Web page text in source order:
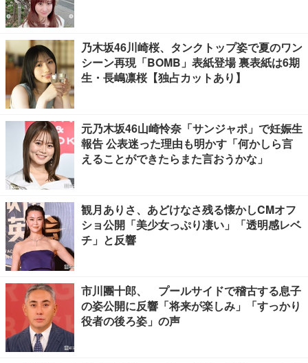
乃木坂46川崎桜、タンクトップ姿で夏のワン
シーン再現「BOMB」表紙登場 裏表紙は6期
生・長嶋凛桜【独占カットあり】
元乃木坂46山崎怜奈「サンジャポ」で妊娠生
報告 公表迷った理由も明かす「何かしら言
えることができたらまた言おうかな」
観月ありさ、あどけなさ残る懐かしCMオフ
ショ公開「美少女っぷり凄い」「透明感レベ
チ」と反響
市川團十郎、 プールサイドで稽古する息子
の姿公開に反響「将来が楽しみ」「すっかり
役者の後ろ姿」の声